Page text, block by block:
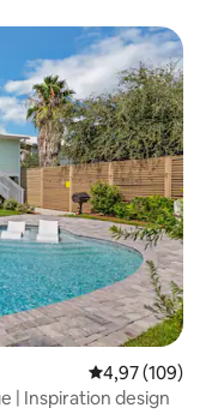
Évaluation
4,97 (109)
| Inspiration design